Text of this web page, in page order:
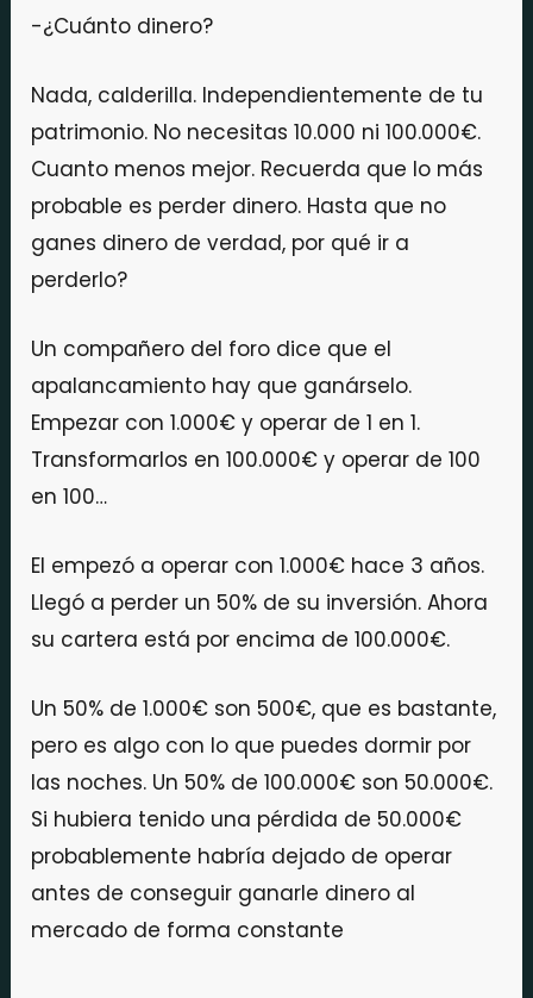
-¿Cuánto dinero?
Nada, calderilla. Independientemente de tu
patrimonio. No necesitas 10.000 ni 100.000€.
Cuanto menos mejor. Recuerda que lo más
probable es perder dinero. Hasta que no
ganes dinero de verdad, por qué ir a
perderlo?
Un compañero del foro dice que el
apalancamiento hay que ganárselo.
Empezar con 1.000€ y operar de 1 en 1.
Transformarlos en 100.000€ y operar de 100
en 100…
El empezó a operar con 1.000€ hace 3 años.
Llegó a perder un 50% de su inversión. Ahora
su cartera está por encima de 100.000€.
Un 50% de 1.000€ son 500€, que es bastante,
pero es algo con lo que puedes dormir por
las noches. Un 50% de 100.000€ son 50.000€.
Si hubiera tenido una pérdida de 50.000€
probablemente habría dejado de operar
antes de conseguir ganarle dinero al
mercado de forma constante